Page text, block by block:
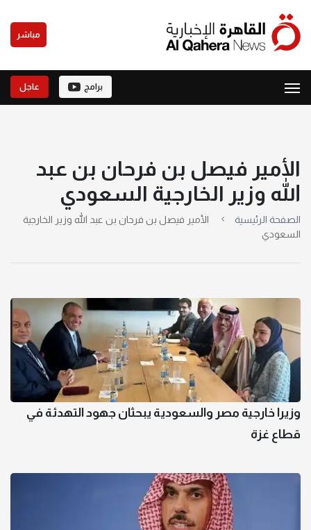
مباشر
برامج عاجل
الأمير فيصل بن فرحان بن عبد
الله وزير الخارجية السعودي
الصفحة الرئيسية
الأمير فيصل بن فرحان بن عبد الله وزير الخارجية
السعودي
وزيرا خارجية مصر والسعودية يبحثان جهود التهدئة في
قطاع غزة